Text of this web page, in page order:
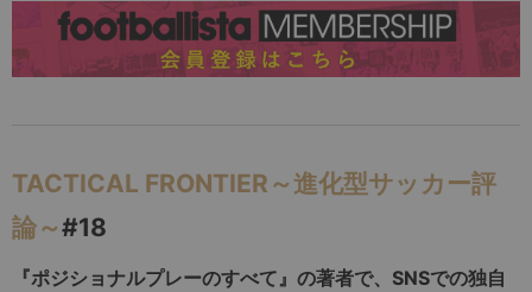
TACTICAL FRONTIER～進化型サッカー評
論～#18
『ポジショナルプレーのすべて』の著者で、SNSでの独自